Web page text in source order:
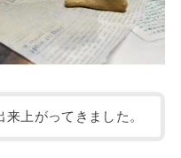
上がってきました。